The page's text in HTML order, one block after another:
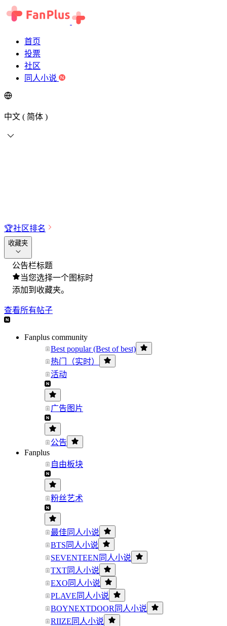
首页
投票
社区
同人小说
中文 ( 简体 )
🏆社区排名
收藏夹
公告栏标题
当您选择一个图标时
添加到收藏夹。
查看所有帖子
Fanplus community
Best popular (Best of best)
热门（实时）
活动
广告图片
公告
Fanplus
自由板块
粉丝艺术
最佳同人小说
BTS同人小说
SEVENTEEN同人小说
TXT同人小说
EXO同人小说
PLAVE同人小说
BOYNEXTDOOR同人小说
RIIZE同人小说